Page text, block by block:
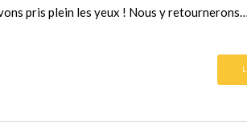
pris plein les yeux ! Nous y